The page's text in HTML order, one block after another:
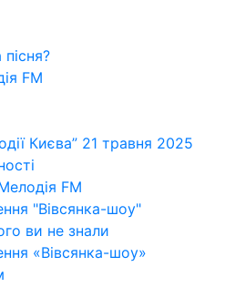
FM
Києва” 21 травня 2025
FM
"Вівсянка-шоу"
ви не знали
«Вівсянка-шоу»